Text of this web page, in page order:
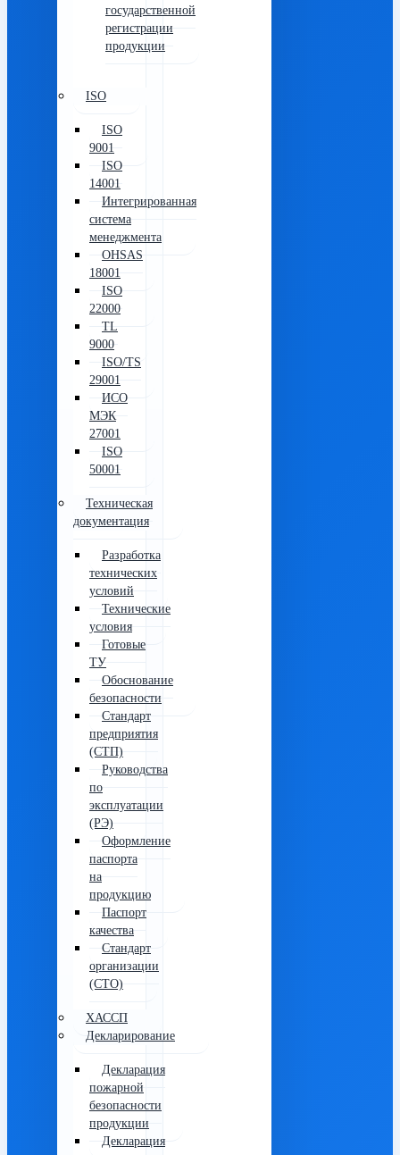
государственной
регистрации
продукции
ISO
ISO
9001
ISO
14001
Интегрированная
система
менеджмента
OHSAS
18001
ISO
22000
TL
9000
ISO/TS
29001
ИСО
МЭК
27001
ISO
50001
Техническая
документация
Разработка
технических
условий
Технические
условия
Готовые
ТУ
Обоснование
безопасности
Стандарт
предприятия
(СТП)
Руководства
по
эксплуатации
(РЭ)
Оформление
паспорта
на
продукцию
Паспорт
качества
Стандарт
организации
(СТО)
ХАССП
Декларирование
Декларация
пожарной
безопасности
продукции
Декларация